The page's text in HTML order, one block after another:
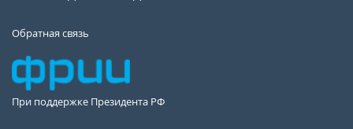
Обратная связь
При поддержке Президента РФ